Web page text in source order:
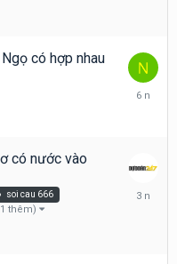
có hợp nhau
Tháng
có nước vào
soi cau 666
thêm)
Tháng